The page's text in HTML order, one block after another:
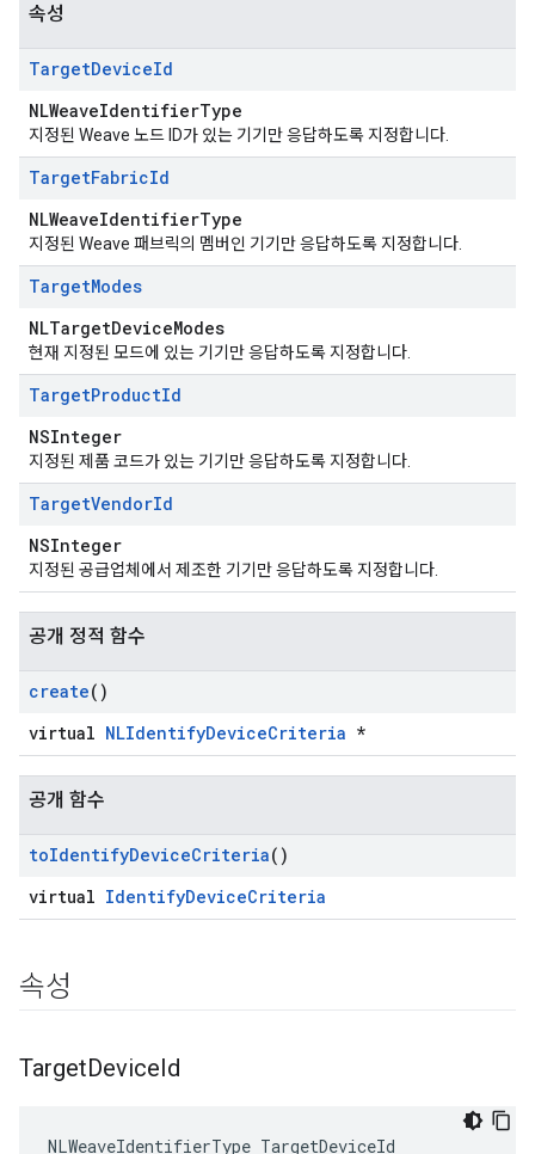
속성
TargetDeviceId
NLWeaveIdentifierType
지정된 Weave 노드 ID가 있는 기기만 응답하도록 지정합니다.
TargetFabricId
NLWeaveIdentifierType
지정된 Weave 패브릭의 멤버인 기기만 응답하도록 지정합니다.
TargetModes
NLTargetDeviceModes
현재 지정된 모드에 있는 기기만 응답하도록 지정합니다.
TargetProductId
NSInteger
지정된 제품 코드가 있는 기기만 응답하도록 지정합니다.
TargetVendorId
NSInteger
지정된 공급업체에서 제조한 기기만 응답하도록 지정합니다.
공개 정적 함수
create()
virtual NLIdentifyDeviceCriteria *
공개 함수
toIdentifyDeviceCriteria()
virtual IdentifyDeviceCriteria
속성
TargetDeviceId
NLWeaveIdentifierType TargetDeviceId